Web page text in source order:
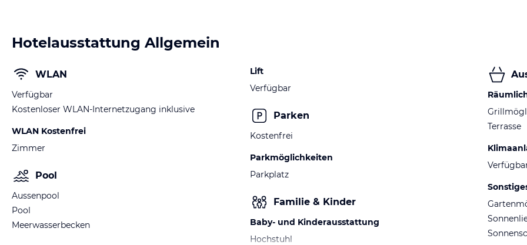
Hotelausstattung Allgemein
WLAN
Verfügbar
Kostenloser WLAN-Internetzugang inklusive
WLAN Kostenfrei
Zimmer
Pool
Aussenpool
Pool
Meerwasserbecken
Lift
Verfügbar
Parken
Kostenfrei
Parkmöglichkeiten
Parkplatz
Familie & Kinder
Baby- und Kinderausstattung
Hochstuhl
Terrasse